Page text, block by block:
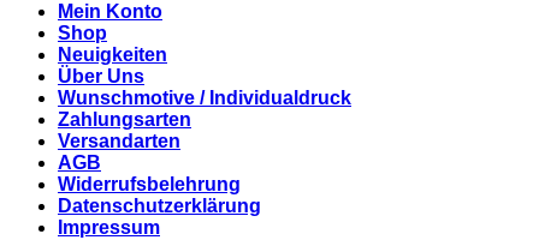
Mein Konto
Shop
Neuigkeiten
Über Uns
Wunschmotive / Individualdruck
Zahlungsarten
Versandarten
AGB
Widerrufsbelehrung
Datenschutzerklärung
Impressum